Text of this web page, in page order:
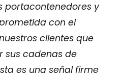
portacontenedores y
con el
clientes que
sus cadenas de
es una señal firme